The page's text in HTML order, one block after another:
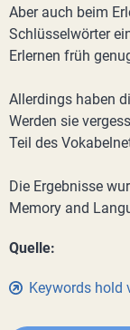
Aber auch beim
Schlüsselwörter
Erlernen früh
Allerdings haben
Werden sie
Teil des
Die Ergebnisse
Memory and
Quelle:
Keywords hold